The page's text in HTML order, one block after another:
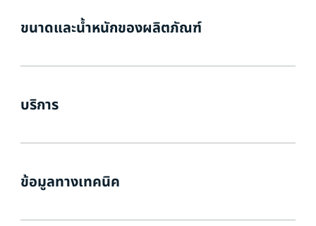
ขนาดและน้ำหนักของผลิตภัณฑ์
บริการ
ข้อมูลทางเทคนิค